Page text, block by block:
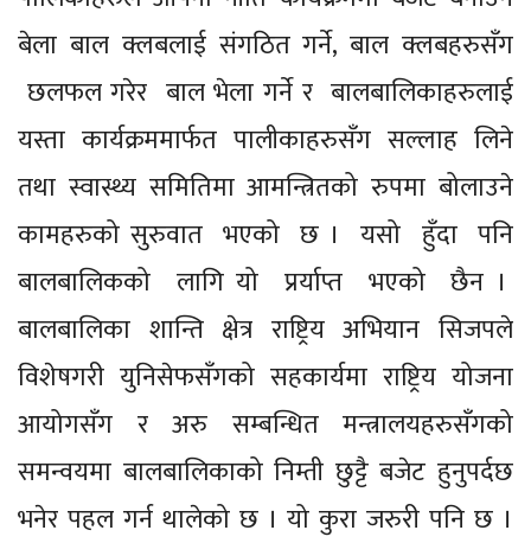
बेला बाल क्लबलाई संगठित गर्ने, बाल क्लबहरुसँग
छलफल गरेर बाल भेला गर्ने र बालबालिकाहरुलाई
यस्ता कार्यक्रममार्फत पालीकाहरुसँग सल्लाह लिने
तथा स्वास्थ्य समितिमा आमन्त्रितको रुपमा बोलाउने
कामहरुको सुरुवात भएको छ । यसो हुँदा पनि
बालबालिकको लागि यो प्रर्याप्त भएको छैन ।
बालबालिका शान्ति क्षेत्र राष्ट्रिय अभियान सिजपले
विशेषगरी युनिसेफसँगको सहकार्यमा राष्ट्रिय योजना
आयोगसँग र अरु सम्बन्धित मन्त्रालयहरुसँगको
समन्वयमा बालबालिकाको निम्ती छुट्टै बजेट हुनुपर्दछ
भनेर पहल गर्न थालेको छ । यो कुरा जरुरी पनि छ ।